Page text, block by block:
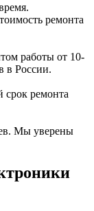
ремонта
работы от 10-
в России.
срок ремонта
Мы уверены